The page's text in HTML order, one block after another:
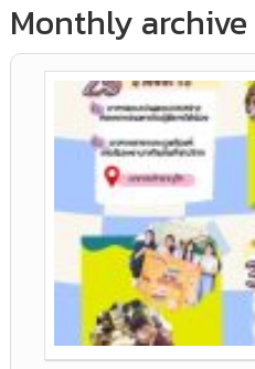
Monthly archive